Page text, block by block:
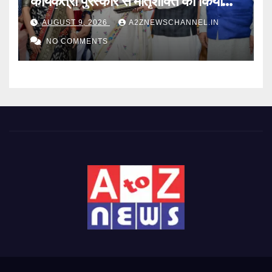
सम्मानित
AUGUST 9, 2026 A2ZNEWSCHANNEL.IN
NO COMMENTS